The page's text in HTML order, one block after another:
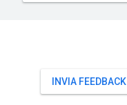
INVIA FEEDBACK